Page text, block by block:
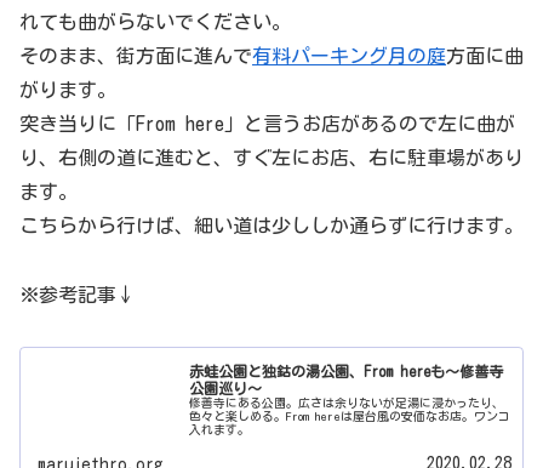
れても曲がらないでください。
そのまま、街方面に進んで有料パーキング月の庭方面に曲
がります。
突き当りに「From here」と言うお店があるので左に曲が
り、右側の道に進むと、すぐ左にお店、右に駐車場があり
ます。
こちらから行けば、細い道は少ししか通らずに行けます。
※参考記事↓
赤蛙公園と独鈷の湯公園、From hereも～修善寺
公園巡り～
修善寺にある公園。広さは余りないが足湯に浸かったり、
色々と楽しめる。From hereは屋台風の安価なお店。ワンコ
入れます。
2020.02.28